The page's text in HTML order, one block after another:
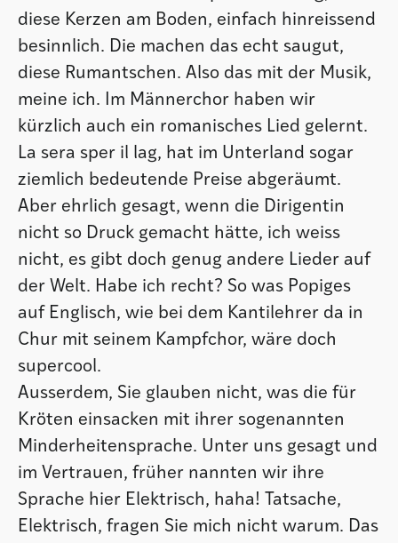
diese Kerzen am Boden, einfach hinreissend
besinnlich. Die machen das echt saugut,
diese Rumantschen. Also das mit der Musik,
meine ich. Im Männerchor haben wir
kürzlich auch ein romanisches Lied gelernt.
La sera sper il lag, hat im Unterland sogar
ziemlich bedeutende Preise abgeräumt.
Aber ehrlich gesagt, wenn die Dirigentin
nicht so Druck gemacht hätte, ich weiss
nicht, es gibt doch genug andere Lieder auf
der Welt. Habe ich recht? So was Popiges
auf Englisch, wie bei dem Kantilehrer da in
Chur mit seinem Kampfchor, wäre doch
supercool.
Ausserdem, Sie glauben nicht, was die für
Kröten einsacken mit ihrer sogenannten
Minderheitensprache. Unter uns gesagt und
im Vertrauen, früher nannten wir ihre
Sprache hier Elektrisch, haha! Tatsache,
Elektrisch, fragen Sie mich nicht warum. Das